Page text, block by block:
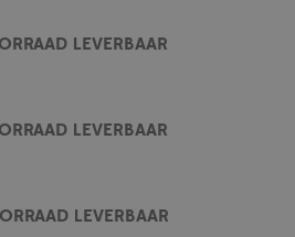
LEVERBAAR
LEVERBAAR
LEVERBAAR